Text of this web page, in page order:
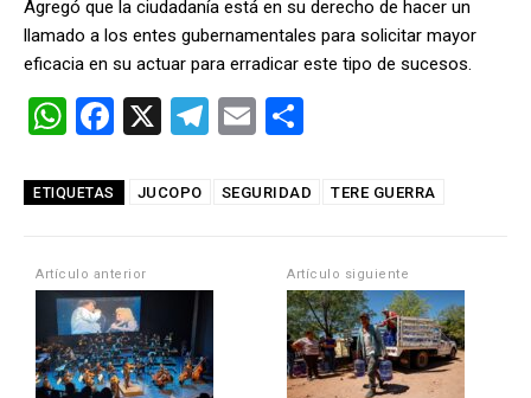
Agregó que la ciudadanía está en su derecho de hacer un
llamado a los entes gubernamentales para solicitar mayor
eficacia en su actuar para erradicar este tipo de sucesos.
W
at
A
p
p
F
ce
o
o
k
X
T
e
m
E
ail m
ar
tir
ETIQUETAS JUCOPO SEGURIDAD TERE GUERRA
Artículo anterior Artículo siguiente